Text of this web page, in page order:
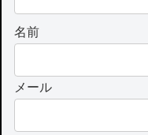
名前
メール